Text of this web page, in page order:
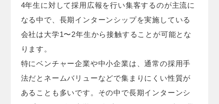
4年生に対して採用広報を行い集客するのが主流に
なる中で、長期インターンシップを実施している
会社は大学1〜2年生から接触することが可能とな
ります。
特にベンチャー企業や中小企業は、通常の採用手
法だとネームバリューなどで集まりにくい性質が
あることも多いです。その中で長期インターンシ